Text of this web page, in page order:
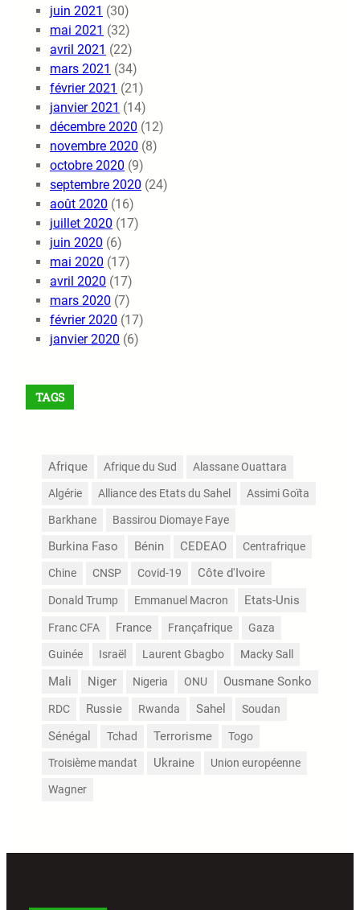
juin 2021 (30)
mai 2021 (32)
avril 2021 (22)
mars 2021 (34)
février 2021 (21)
janvier 2021 (14)
décembre 2020 (12)
novembre 2020 (8)
octobre 2020 (9)
septembre 2020 (24)
août 2020 (16)
juillet 2020 (17)
juin 2020 (6)
mai 2020 (17)
avril 2020 (17)
mars 2020 (7)
février 2020 (17)
janvier 2020 (6)
TAGS
Afrique Afrique du Sud Alassane Ouattara
Algérie Alliance des Etats du Sahel Assimi Goïta
Barkhane Bassirou Diomaye Faye
Burkina Faso Bénin CEDEAO Centrafrique
Chine CNSP Covid-19 Côte d'Ivoire
Donald Trump Emmanuel Macron Etats-Unis
Franc CFA France Françafrique Gaza
Guinée Israël Laurent Gbagbo Macky Sall
Mali Niger Nigeria ONU Ousmane Sonko
RDC Russie Rwanda Sahel Soudan
Sénégal Tchad Terrorisme Togo
Troisième mandat Ukraine Union européenne
Wagner